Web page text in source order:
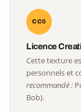
CC0
Licence
Cette texture
personnels et
recommandé :
Bob).